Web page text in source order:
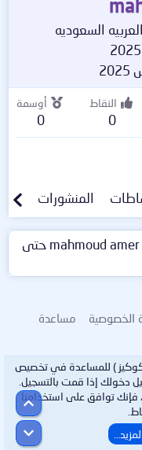
السعوديه
النقاط
0
أوسمة
0
المنشورات
لا توجد رسائل في الملف الشخصي لـ mahmoud amer حتى
الخصوصية
مساعدة
) للمساعدة في تخصيص
دخولك إذا قمت بالتسجيل.
فإنك توافق على استخدامناأعلى